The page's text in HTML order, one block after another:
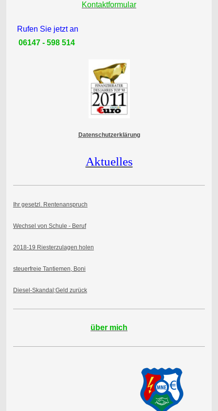
Kontaktformular
Rufen Sie jetzt an
06147 - 598 514
Datenschutzerklärung
Aktuelles
Ihr gesetzl. Rentenanspruch
Wechsel von Schule - Beruf
2018-19 Riesterzulagen holen
steuerfreie Tantiemen, Boni
Diesel-Skandal;Geld zurück
über mich